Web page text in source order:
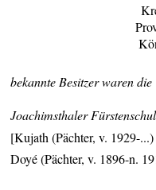
bekannte Besitzer waren die
Joachimsthaler
[Kujath (Pächter, v. 1929-...)
Doyé (Pächter, v. 1896-n.